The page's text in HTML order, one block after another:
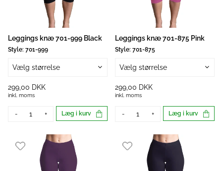
Leggings knæ 701-999 Black
Style: 701-999
Vælg størrelse
299,00 DKK
inkl. moms
- + Læg i kurv
Leggings knæ 701-875 Pink
Style: 701-875
Vælg størrelse
299,00 DKK
inkl. moms
- + Læg i kurv